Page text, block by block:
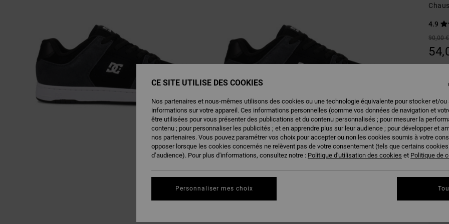
4.9
90,00 €
CE SITE UTILISE DES COOKIES
Nos partenaires et nous-mêmes utilisons des cookies ou une technologie équivalente pour stocker et/ou
informations sur votre appareil. Ces informations personnelles (comme vos données de navigation et
être utilisées pour vous présenter des publications et du contenu personnalisés ; pour mesurer la
contenu ; pour personnaliser les publicités ; et en apprendre plus sur leur audience ; pour développer et
nos partenaires. Vous pouvez paramétrer vos choix pour accepter ou non les cookies soumis à votre
opposer lorsque les cookies concernés ne relèvent pas de votre consentement (tels que certains
d’audience). Pour plus d'informations, consultez notre : Politique d'utilisation des cookies et Politique de
Personnaliser mes choix